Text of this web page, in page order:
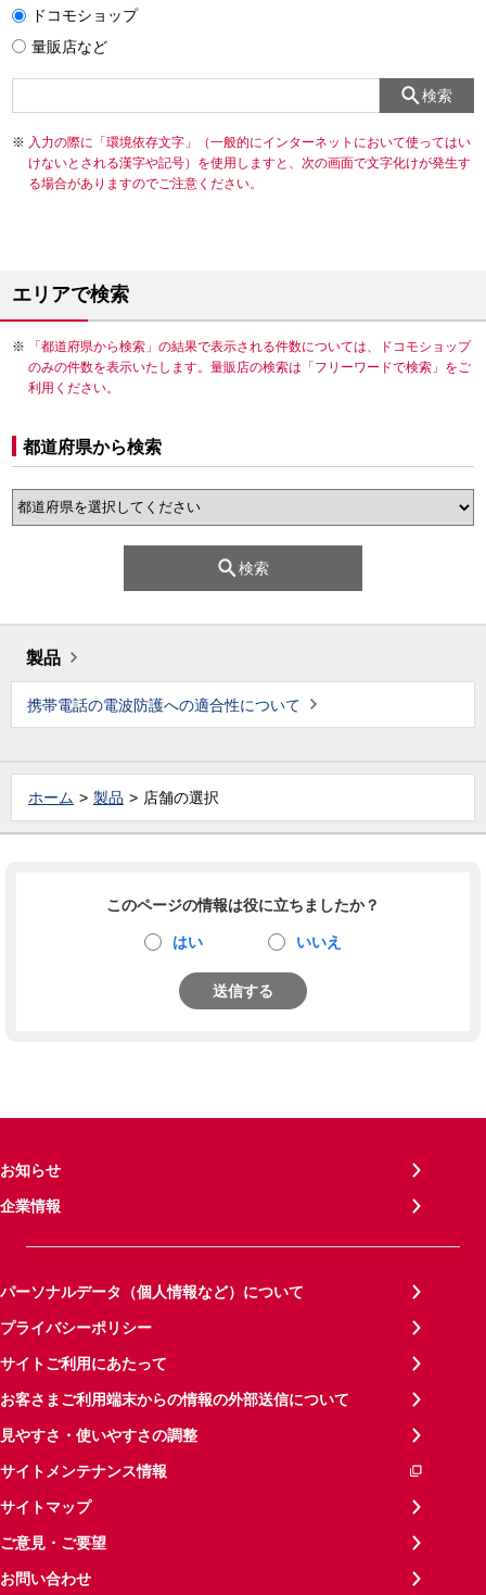
ドコモショップ
量販店など
検索
入力の際に「環境依存文字」（一般的にインターネットにおいて使ってはい
けないとされる漢字や記号）を使用しますと、次の画面で文字化けが発生す
る場合がありますのでご注意ください。
エリアで検索
「都道府県から検索」の結果で表示される件数については、ドコモショップ
のみの件数を表示いたします。量販店の検索は「フリーワードで検索」をご
利用ください。
都道府県から検索
検索
製品
携帯電話の電波防護への適合性について
ホーム 製品 店舗の選択
このページの情報は役に立ちましたか？
はい いいえ
送信する
お知らせ
企業情報
パーソナルデータ（個人情報など）について
プライバシーポリシー
サイトご利用にあたって
お客さまご利用端末からの情報の外部送信について
見やすさ・使いやすさの調整
サイトメンテナンス情報
サイトマップ
ご意見・ご要望
お問い合わせ